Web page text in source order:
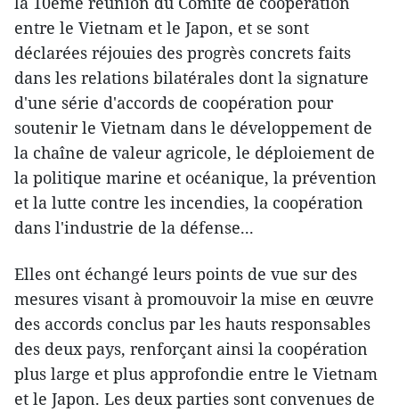
entre le Vietnam et le Japon, et se sont
déclarées réjouies des progrès concrets faits
dans les relations bilatérales dont la signature
d'une série d'accords de coopération pour
soutenir le Vietnam dans le développement de
la chaîne de valeur agricole, le déploiement de
la politique marine et océanique, la prévention
et la lutte contre les incendies, la coopération
dans l'industrie de la défense...
Elles ont échangé leurs points de vue sur des
mesures visant à promouvoir la mise en œuvre
des accords conclus par les hauts responsables
des deux pays, renforçant ainsi la coopération
plus large et plus approfondie entre le Vietnam
et le Japon. Les deux parties sont convenues de